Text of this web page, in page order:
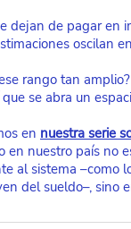
dejan de pagar en
oscilan
rango tan
se abra un
en nuestra serie
en nuestro país no
al sistema –como
del sueldo–, sino